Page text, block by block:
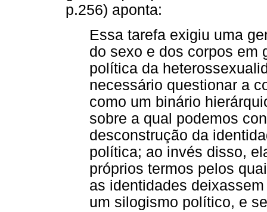
p.256) aponta:
Essa tarefa exigiu uma
do sexo e dos corpos em
política da
necessário questionar a
como um binário
sobre a qual podemos
desconstrução da
política; ao invés disso,
próprios termos pelos
as identidades
um silogismo político, e